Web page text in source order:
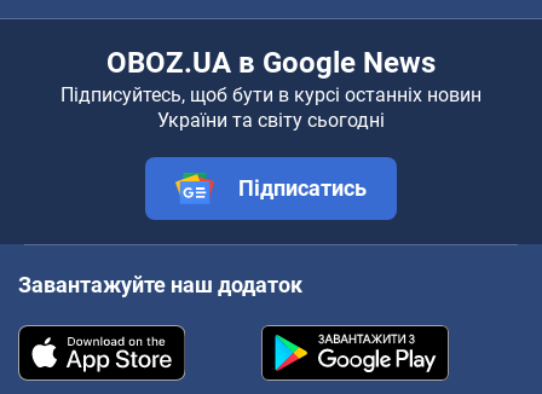
OBOZ.UA в Google News
Підписуйтесь, щоб бути в курсі останніх новин
України та світу сьогодні
Підписатись
Завантажуйте наш додаток